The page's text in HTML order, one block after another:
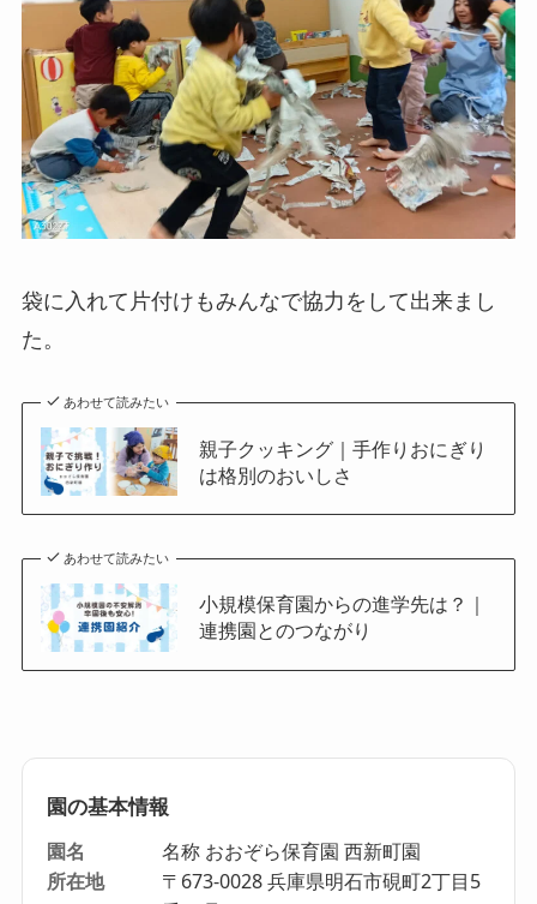
袋に入れて片付けもみんなで協力をして出来まし
た。
あわせて読みたい
親子クッキング｜手作りおにぎり
は格別のおいしさ
あわせて読みたい
小規模保育園からの進学先は？｜
連携園とのつながり
園の基本情報
園名
名称 おおぞら保育園 西新町園
所在地
〒673-0028 兵庫県明石市硯町2丁目5